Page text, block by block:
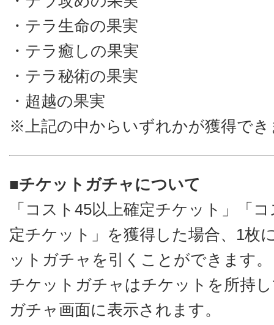
・テラ生命の果実
・テラ癒しの果実
・テラ秘術の果実
・超越の果実
※上記の中からいずれかが獲得でき
■チケットガチャについて
「コスト45以上確定チケット」「
定チケット」を獲得した場合、1枚
ットガチャを引くことができます。
チケットガチャはチケットを所持
ガチャ画面に表示されます。